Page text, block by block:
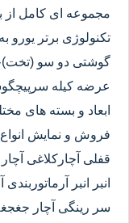
مجموعه ای کامل از
تکنولوژی برتر یورو
گوشتی دو سو
عرضه کیله
ابعاد و بسته های
فروش و نمایش انواع
قفلی آچارکلاغی
انبر انبر
سر رینگی آچار